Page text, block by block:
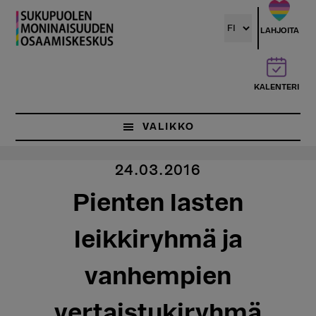
Hyppää
pääsisältöön
LAHJOITA
KALENTERI
VALIKKO
24.03.2016
Pienten lasten
leikkiryhmä ja
vanhempien